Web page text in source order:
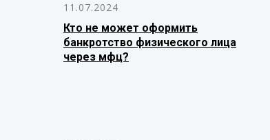
11.07.2024
Кто не может оформить
банкротство физического лица
через мфц?